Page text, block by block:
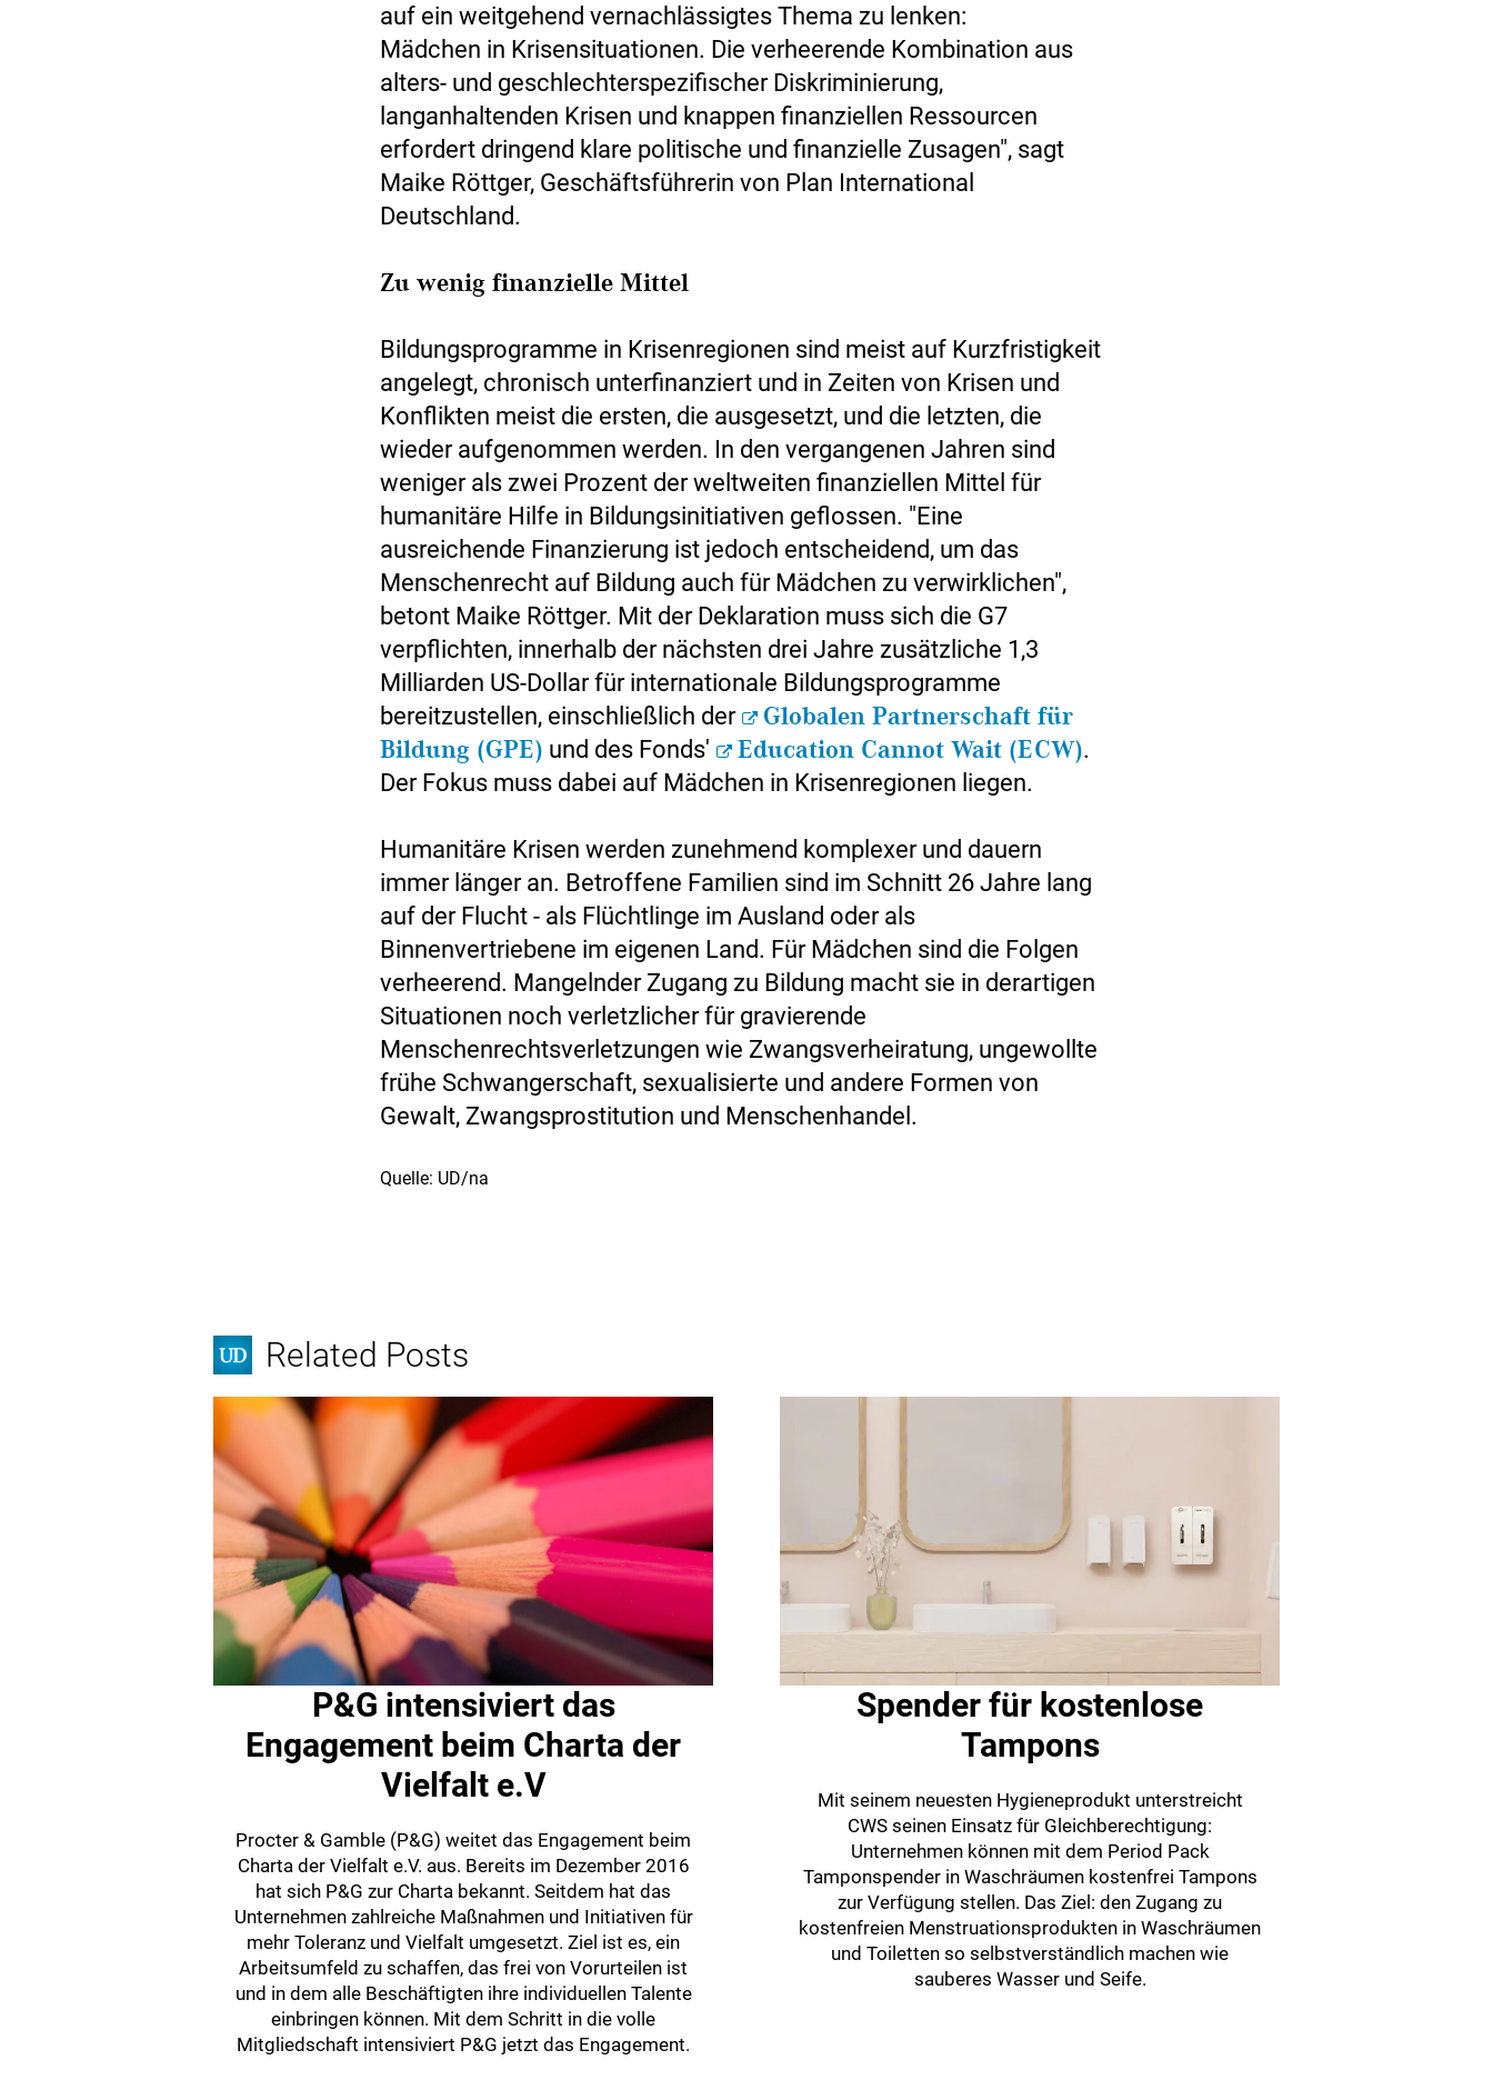
auf ein weitgehend vernachlässigtes Thema zu lenken:
Mädchen in Krisensituationen. Die verheerende Kombination aus
alters- und geschlechterspezifischer Diskriminierung,
langanhaltenden Krisen und knappen finanziellen Ressourcen
erfordert dringend klare politische und finanzielle Zusagen", sagt
Maike Röttger, Geschäftsführerin von Plan International
Deutschland.
Zu wenig finanzielle Mittel
Bildungsprogramme in Krisenregionen sind meist auf Kurzfristigkeit
angelegt, chronisch unterfinanziert und in Zeiten von Krisen und
Konflikten meist die ersten, die ausgesetzt, und die letzten, die
wieder aufgenommen werden. In den vergangenen Jahren sind
weniger als zwei Prozent der weltweiten finanziellen Mittel für
humanitäre Hilfe in Bildungsinitiativen geflossen. "Eine
ausreichende Finanzierung ist jedoch entscheidend, um das
Menschenrecht auf Bildung auch für Mädchen zu verwirklichen",
betont Maike Röttger. Mit der Deklaration muss sich die G7
verpflichten, innerhalb der nächsten drei Jahre zusätzliche 1,3
Milliarden US-Dollar für internationale Bildungsprogramme
bereitzustellen, einschließlich der
Globalen Partnerschaft für
Bildung (GPE) und des Fonds' Education Cannot Wait (ECW).
Der Fokus muss dabei auf Mädchen in Krisenregionen liegen.
Humanitäre Krisen werden zunehmend komplexer und dauern
immer länger an. Betroffene Familien sind im Schnitt 26 Jahre lang
auf der Flucht - als Flüchtlinge im Ausland oder als
Binnenvertriebene im eigenen Land. Für Mädchen sind die Folgen
verheerend. Mangelnder Zugang zu Bildung macht sie in derartigen
Situationen noch verletzlicher für gravierende
Menschenrechtsverletzungen wie Zwangsverheiratung, ungewollte
frühe Schwangerschaft, sexualisierte und andere Formen von
Gewalt, Zwangsprostitution und Menschenhandel.
Quelle: UD/na
Related Posts
P&G intensiviert das
Engagement beim Charta der
Vielfalt e.V
Procter & Gamble (P&G) weitet das Engagement beim
Charta der Vielfalt e.V. aus. Bereits im Dezember 2016
hat sich P&G zur Charta bekannt. Seitdem hat das
Unternehmen zahlreiche Maßnahmen und Initiativen für
mehr Toleranz und Vielfalt umgesetzt. Ziel ist es, ein
Arbeitsumfeld zu schaffen, das frei von Vorurteilen ist
und in dem alle Beschäftigten ihre individuellen Talente
einbringen können. Mit dem Schritt in die volle
Mitgliedschaft intensiviert P&G jetzt das Engagement.
Spender für kostenlose
Tampons
Mit seinem neuesten Hygieneprodukt unterstreicht
CWS seinen Einsatz für Gleichberechtigung:
Unternehmen können mit dem Period Pack
Tamponspender in Waschräumen kostenfrei Tampons
zur Verfügung stellen. Das Ziel: den Zugang zu
kostenfreien Menstruationsprodukten in Waschräumen
und Toiletten so selbstverständlich machen wie
sauberes Wasser und Seife.